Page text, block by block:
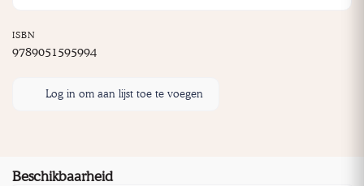
ISBN
9789051595994
Log in om aan lijst toe te voegen
Beschikbaarheid